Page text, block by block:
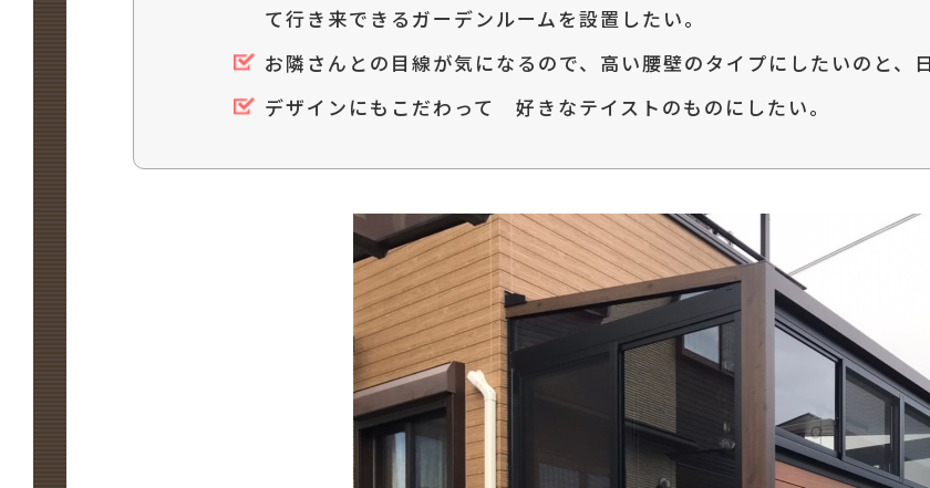
て行き来できるガーデンルームを設置したい。
お隣さんとの目線が気になるので、高い腰壁のタイプにしたいのと、
デザインにもこだわって 好きなテイストのものにしたい。